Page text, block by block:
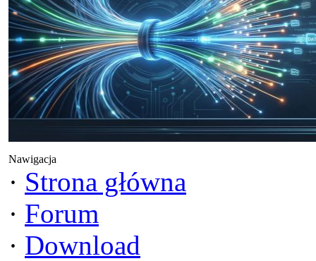
Nawigacja
· Strona główna
· Forum
· Download